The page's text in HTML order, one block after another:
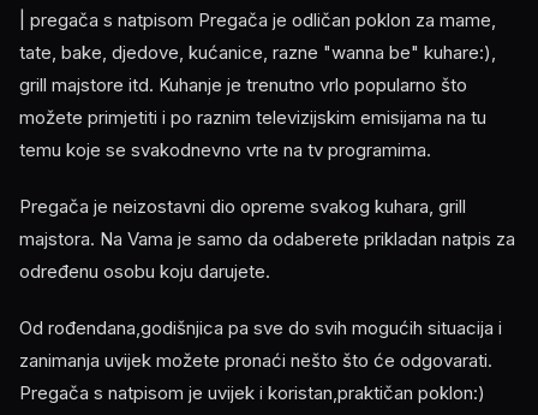
| pregača s natpisom Pregača je odličan poklon za mame,
tate, bake, djedove, kućanice, razne "wanna be" kuhare:),
grill majstore itd. Kuhanje je trenutno vrlo popularno što
možete primjetiti i po raznim televizijskim emisijama na tu
temu koje se svakodnevno vrte na tv programima.
Pregača je neizostavni dio opreme svakog kuhara, grill
majstora. Na Vama je samo da odaberete prikladan natpis za
određenu osobu koju darujete.
Od rođendana,godišnjica pa sve do svih mogućih situacija i
zanimanja uvijek možete pronaći nešto što će odgovarati.
Pregača s natpisom je uvijek i koristan,praktičan poklon:)